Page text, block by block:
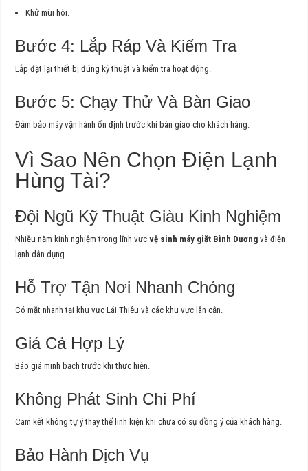
Khử mùi hôi.
Bước 4: Lắp Ráp Và Kiểm Tra
Lắp đặt lại thiết bị đúng kỹ thuật và kiểm tra hoạt động.
Bước 5: Chạy Thử Và Bàn Giao
Đảm bảo máy vận hành ổn định trước khi bàn giao cho khách hàng.
Vì Sao Nên Chọn Điện Lạnh
Hùng Tài?
Đội Ngũ Kỹ Thuật Giàu Kinh Nghiệm
Nhiều năm kinh nghiệm trong lĩnh vựcvệ sinh máy giặt Bình Dương và điện
lạnh dân dụng.
Hỗ Trợ Tận Nơi Nhanh Chóng
Có mặt nhanh tại khu vực Lái Thiêu và các khu vực lân cận.
Giá Cả Hợp Lý
Báo giá minh bạch trước khi thực hiện.
Không Phát Sinh Chi Phí
Cam kết không tự ý thay thế linh kiện khi chưa có sự đồng ý của khách hàng.
Bảo Hành Dịch Vụ